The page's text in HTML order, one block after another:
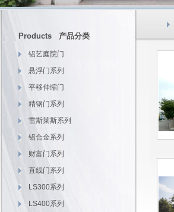
Products 产品分类
铝艺庭院门
悬浮门系列
平移伸缩门
精钢门系列
雷斯莱斯系列
铝合金系列
财富门系列
直线门系列
LS300系列
LS400系列